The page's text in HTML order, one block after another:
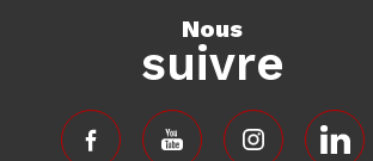
nous
suivre